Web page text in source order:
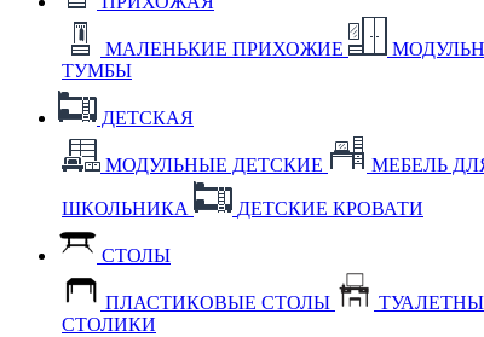
МАЛЕНЬКИЕ ПРИХОЖИЕ
ТУМБЫ
ДЕТСКАЯ
МОДУЛЬНЫЕ ДЕТСКИЕ МЕБЕЛЬ
ШКОЛЬНИКА ДЕТСКИЕ КРОВАТИ
СТОЛЫ
ПЛАСТИКОВЫЕ СТОЛЫ
СТОЛИКИ